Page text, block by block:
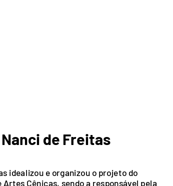
Nanci de Freitas
idealizou e organizou o projeto do
Cênicas, sendo a responsável pela